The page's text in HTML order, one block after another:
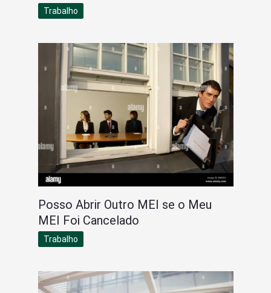
Trabalho
Posso Abrir Outro MEI se o Meu
MEI Foi Cancelado
Trabalho